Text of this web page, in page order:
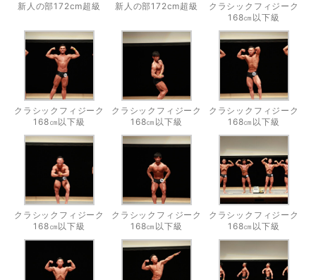
新人の部172cm超級 新人の部172cm超級
クラシックフィジーク
168㎝以下級
クラシックフィジーク
168㎝以下級
クラシックフィジーク
168㎝以下級
クラシックフィジーク
168㎝以下級
クラシックフィジーク
168㎝以下級
クラシックフィジーク
168㎝以下級
クラシックフィジーク
168㎝以下級